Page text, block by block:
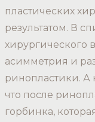
пластических
результатом. В
хирургического
асимметрия и
ринопластики. А
что после
горбинка,